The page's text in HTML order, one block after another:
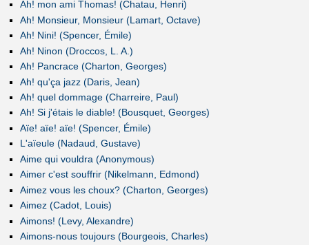
Ah! mon ami Thomas! (Chatau, Henri)
Ah! Monsieur, Monsieur (Lamart, Octave)
Ah! Nini! (Spencer, Émile)
Ah! Ninon (Droccos, L. A.)
Ah! Pancrace (Charton, Georges)
Ah! qu'ça jazz (Daris, Jean)
Ah! quel dommage (Charreire, Paul)
Ah! Si j'étais le diable! (Bousquet, Georges)
Aïe! aïe! aïe! (Spencer, Émile)
L'aïeule (Nadaud, Gustave)
Aime qui vouldra (Anonymous)
Aimer c'est souffrir (Nikelmann, Edmond)
Aimez vous les choux? (Charton, Georges)
Aimez (Cadot, Louis)
Aimons! (Levy, Alexandre)
Aimons-nous toujours (Bourgeois, Charles)